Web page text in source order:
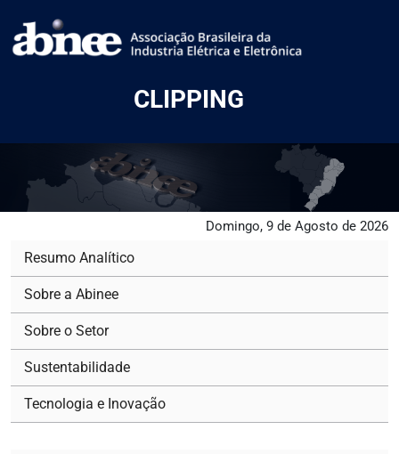
CLIPPING
Domingo, 9 de Agosto de 2026
Resumo Analítico
Sobre a Abinee
Sobre o Setor
Sustentabilidade
Tecnologia e Inovação